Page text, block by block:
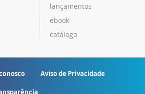
lançamentos
ebook
catálogo
Aviso de Privacidade